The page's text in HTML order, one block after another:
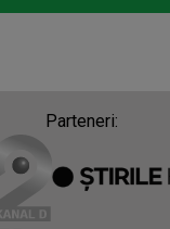
Parteneri: